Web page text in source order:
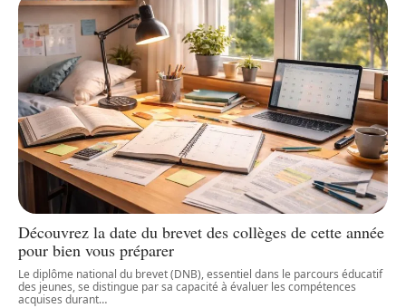
Découvrez la date du brevet des collèges de cette année
pour bien vous préparer
Le diplôme national du brevet (DNB), essentiel dans le parcours éducatif
des jeunes, se distingue par sa capacité à évaluer les compétences
acquises durant…